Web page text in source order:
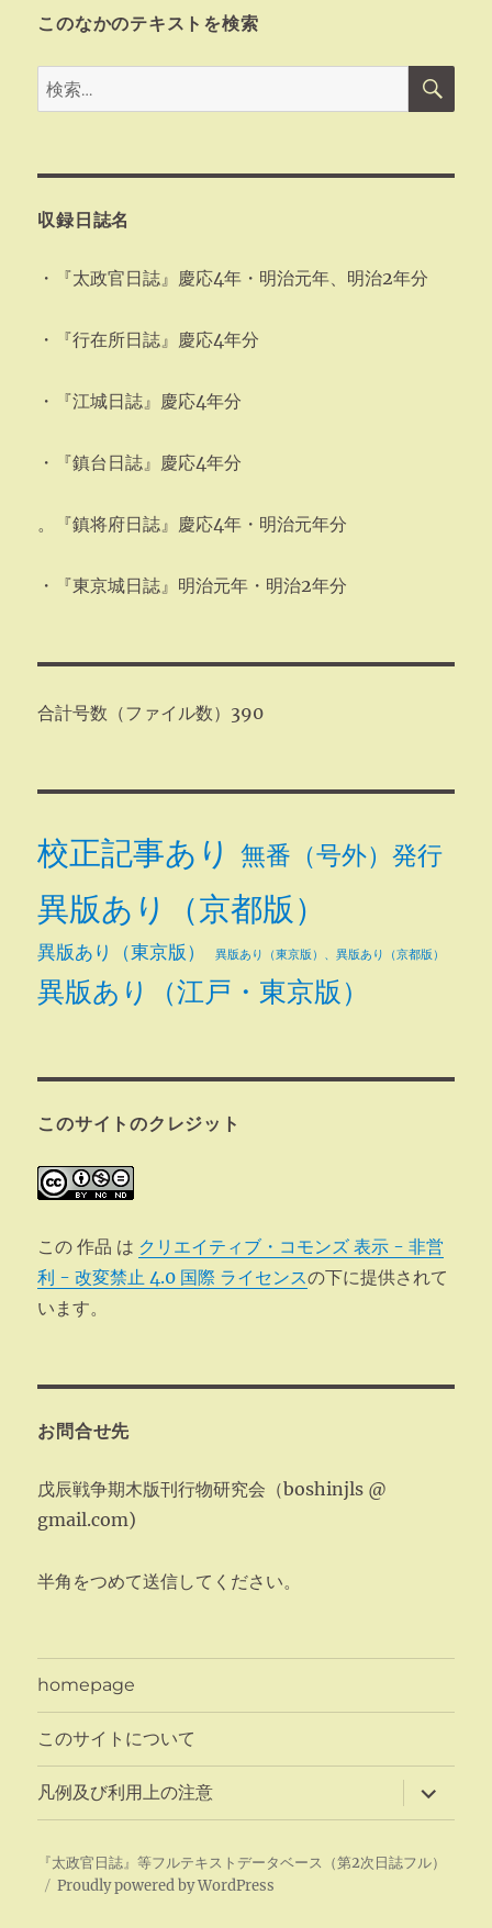
このなかのテキストを検索
検
索:
検
収録日誌名
・『太政官日誌』慶応4年・明治元年、明治2年分
・『行在所日誌』慶応4年分
・『江城日誌』慶応4年分
・『鎮台日誌』慶応4年分
。『鎮将府日誌』慶応4年・明治元年分
・『東京城日誌』明治元年・明治2年分
合計号数（ファイル数）390
校正記事あり 無番（号外）発行
異版あり（京都版）
異版あり（東京版） 異版あり（東京版）、異版あり（京都版）
異版あり（江戸・東京版）
このサイトのクレジット
この 作品 は クリエイティブ・コモンズ 表示 - 非営
利 - 改変禁止 4.0 国際 ライセンスの下に提供されて
います。
お問合せ先
戊辰戦争期木版刊行物研究会（boshinjls @
gmail.com)
半角をつめて送信してください。
homepage
このサイトについて
凡例及び利用上の注意
サ
ブ
メ
ュ
ー
『太政官日誌』等フルテキストデータベース（第2次日誌フル）
Proudly powered by WordPress